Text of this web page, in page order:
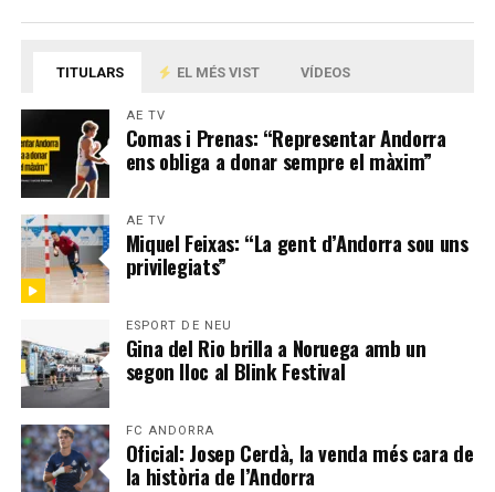
TITULARS EL MÉS VIST VÍDEOS
AE TV
Comas i Prenas: “Representar Andorra
ens obliga a donar sempre el màxim”
AE TV
Miquel Feixas: “La gent d’Andorra sou uns
privilegiats”
ESPORT DE NEU
Gina del Rio brilla a Noruega amb un
segon lloc al Blink Festival
FC ANDORRA
Oficial: Josep Cerdà, la venda més cara de
la història de l’Andorra